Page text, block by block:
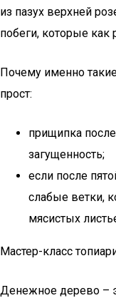
из пазух верхней
побеги, которые как
Почему именно
прост:
прищипка
загущенность;
если после
слабые ветки,
мясистых
Мастер-класс
Денежное дерево –